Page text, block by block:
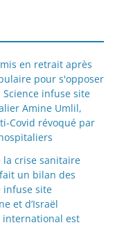
en retrait après
pour s'opposer
infuse site
Amine Umlil,
Covid révoqué par
la crise sanitaire
un bilan des
infuse site
et d’Israël
est